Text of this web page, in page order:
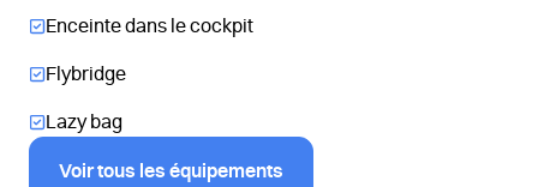
Enceinte dans le cockpit
Flybridge
Lazy bag
Voir tous les équipements